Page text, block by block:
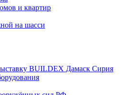
и квартир
на шасси
BUILDEX Дамаск Сирия